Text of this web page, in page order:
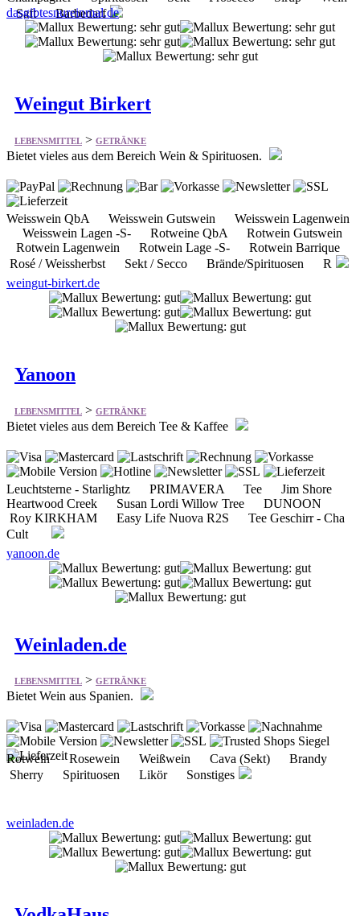
Saft Barbedarf
dasgibtesnureinmal.de
Weingut Birkert
LEBENSMITTEL > GETRÄNKE
Bietet vieles aus dem Bereich Wein & Spirituosen.
Weisswein QbA Weisswein Gutswein Weisswein Lagenwein
Weisswein Lagen -S- Rotweine QbA Rotwein Gutswein
Rotwein Lagenwein Rotwein Lage -S- Rotwein Barrique
Rosé / Weissherbst Sekt / Secco Brände/Spirituosen R
weingut-birkert.de
Yanoon
LEBENSMITTEL > GETRÄNKE
Bietet vieles aus dem Bereich Tee & Kaffee
Leuchtsterne - Starlightz PRIMAVERA Tee Jim Shore
Heartwood Creek Susan Lordi Willow Tree DUNOON
Roy KIRKHAM Easy Life Nuova R2S Tee Geschirr - Cha
Cult
yanoon.de
Weinladen.de
LEBENSMITTEL > GETRÄNKE
Bietet Wein aus Spanien.
Rotwein Rosewein Weißwein Cava (Sekt) Brandy
Sherry Spirituosen Likör Sonstiges
weinladen.de